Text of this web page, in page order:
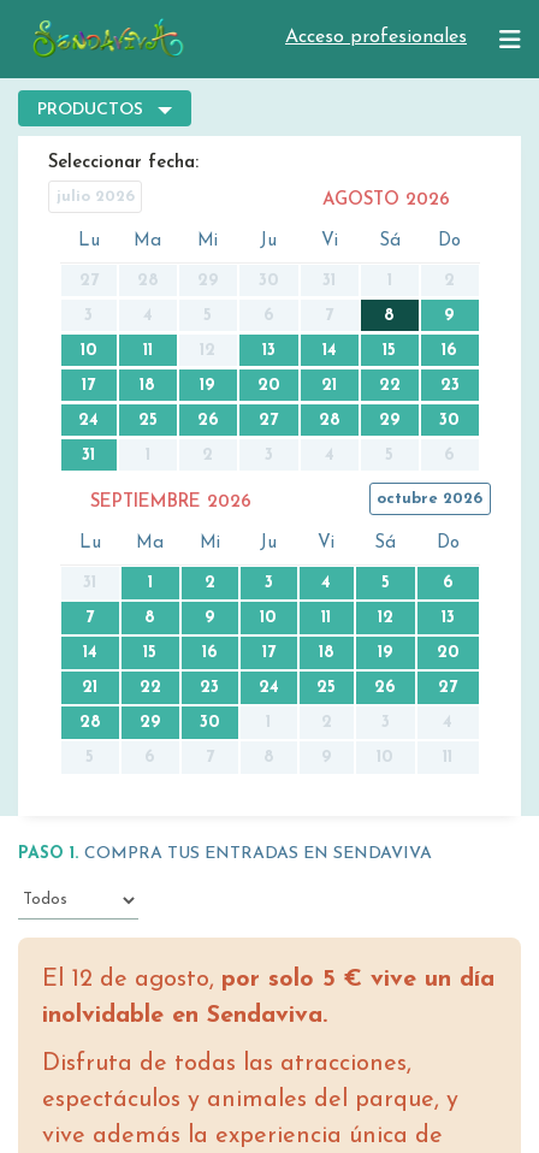
Acceso profesionales
PRODUCTOS
Seleccionar fecha
julio 2026 AGOSTO 2026
Lu Ma Mi Ju Vi Sá Do
27 28 29 30 31
2
3
4 5 6 7 8
9
10
11 12 13 14 15
16
17
18 19 20 21 22
23
24
25 26 27 28 29
30
31
2 3 4 5 6
octubre 2026
SEPTIEMBRE 2026
Lu Ma Mi Ju Vi Sá Do
31 1 2 3 4 5
6
7
8 9 10 11 12
13
14
15 16 17 18 19
20
21
22 23 24 25 26
27
28
29 30 1 2 3
4
5
6 7 8 9 10 11
PASO 1. COMPRA TUS ENTRADAS EN SENDAVIVA
El 12 de agosto, por solo 5 € vive un día
inolvidable en Sendaviva.
Disfruta de todas las atracciones,
espectáculos y animales del parque, y
vive además la experiencia única de